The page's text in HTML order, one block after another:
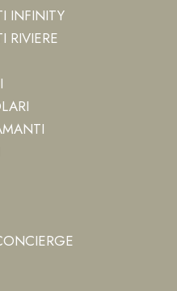
INFINITY
RIVIERE